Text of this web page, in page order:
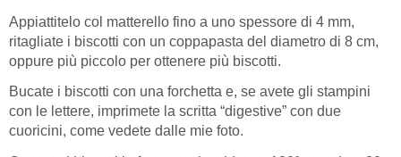
Appiattitelo col matterello fino a uno spessore di 4 mm,
ritagliate i biscotti con un coppapasta del diametro di 8 cm,
oppure più piccolo per ottenere più biscotti.
Bucate i biscotti con una forchetta e, se avete gli stampini
con le lettere, imprimete la scritta “digestive” con due
cuoricini, come vedete dalle mie foto.